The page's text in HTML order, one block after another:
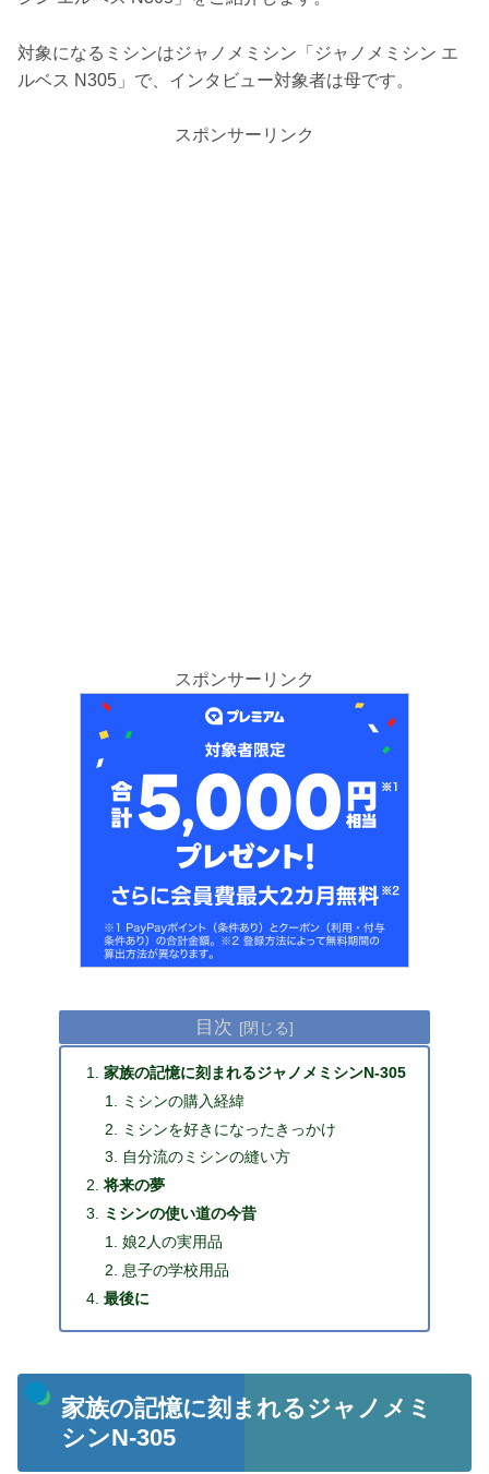
対象になるミシンはジャノメミシン「ジャノメミシン エ
ルベス N305」で、インタビュー対象者は母です。
スポンサーリンク
スポンサーリンク
目次
家族の記憶に刻まれるジャノメミシンN-305
ミシンの購入経緯
ミシンを好きになったきっかけ
自分流のミシンの縫い方
将来の夢
ミシンの使い道の今昔
娘2人の実用品
息子の学校用品
最後に
家族の記憶に刻まれるジャノメミ
シンN-305